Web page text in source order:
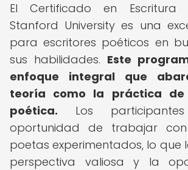
El Certificado en Escritura
Stanford University es una
para escritores poéticos en
sus habilidades. Este
enfoque integral que
teoría como la práctica
poética. Los
oportunidad de trabajar
poetas experimentados, lo que
perspectiva valiosa y la